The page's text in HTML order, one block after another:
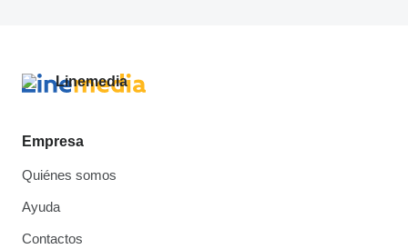
Empresa
Quiénes somos
Ayuda
Contactos